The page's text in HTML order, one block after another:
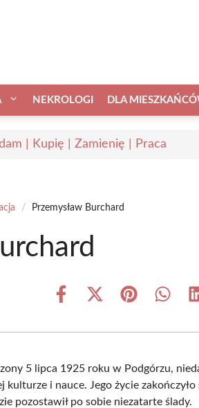
NEKROLOGI DLA
| Kupię | Zamienię | Praca
/ Przemysław Burchard
Share
Share
(Twitter)
Share Share
5 lipca 1925 roku w Podgórzu,
i nauce. Jego życie zakończyło
pozostawił po sobie niezatarte ślady.